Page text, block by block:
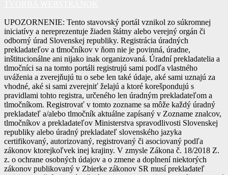
UPOZORNENIE: Tento stavovský portál vznikol zo súkromnej
iniciatívy a nereprezentuje žiaden štátny alebo verejný orgán či
odborný úrad Slovenskej republiky. Registrácia úradných
prekladateľov a tlmočníkov v ňom nie je povinná, úradne,
inštitucionálne ani nijako inak organizovaná. Úradní prekladatelia a
tlmočníci sa na tomto portáli registrujú sami podľa vlastného
uváženia a zverejňujú tu o sebe len také údaje, aké sami uznajú za
vhodné, aké si sami zverejniť želajú a ktoré korešpondujú s
pravidlami tohto registra, určeného len úradným prekladateľom a
tlmočníkom. Registrovať v tomto zozname sa môže každý úradný
prekladateľ a/alebo tlmočník aktuálne zapísaný v Zozname znalcov,
tlmočníkov a prekladateľov Ministerstva spravodlivosti Slovenskej
republiky alebo úradný prekladateľ slovenského jazyka
certifikovaný, autorizovaný, registrovaný či asociovaný podľa
zákonov ktorejkoľvek inej krajiny. V zmysle Zákona č. 18/2018 Z.
z. o ochrane osobných údajov a o zmene a doplnení niektorých
zákonov publikovaný v Zbierke zákonov SR musí prekladateľ